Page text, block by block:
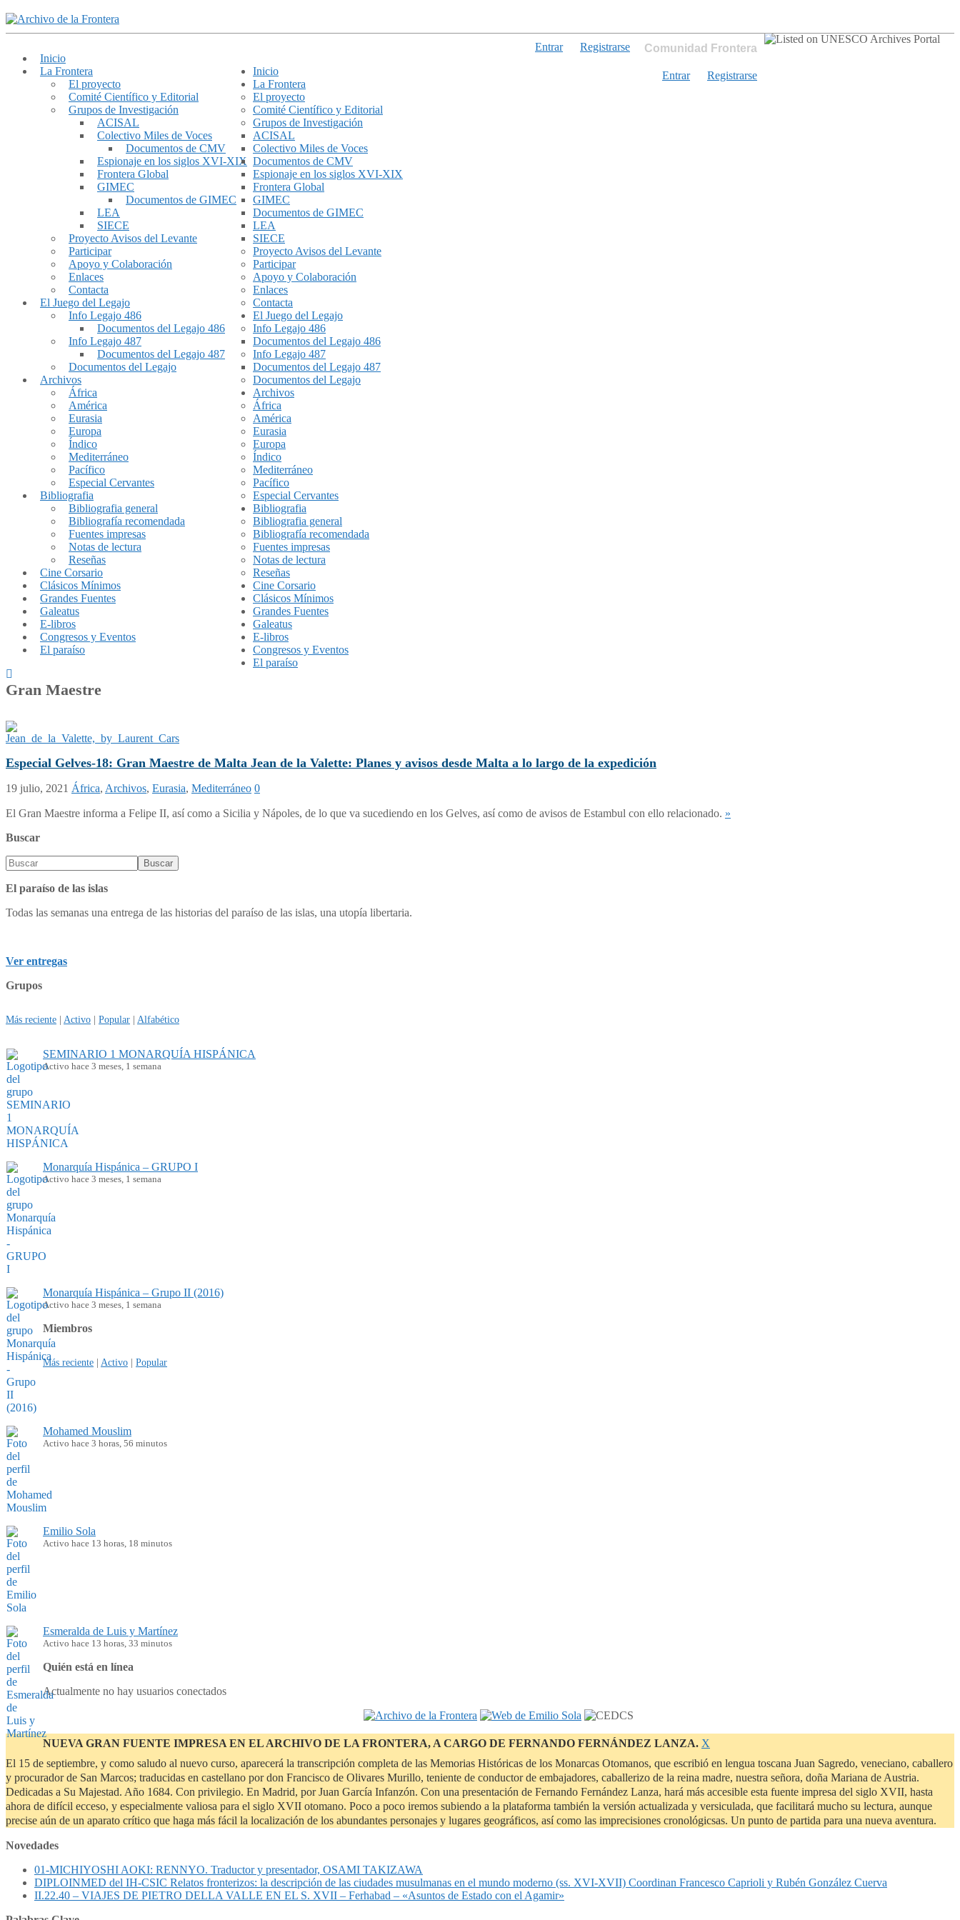
Comunidad Frontera
Entrar Registrarse
Inicio
La Frontera
El proyecto
Comité Científico y Editorial
Grupos de Investigación
ACISAL
Colectivo Miles de Voces
Documentos de CMV
Espionaje en los siglos XVI-XIX
Frontera Global
GIMEC
Documentos de GIMEC
LEA
SIECE
Proyecto Avisos del Levante
Participar
Apoyo y Colaboración
Enlaces
Contacta
El Juego del Legajo
Info Legajo 486
Documentos del Legajo 486
Info Legajo 487
Documentos del Legajo 487
Documentos del Legajo
Archivos
África
América
Eurasia
Europa
Índico
Mediterráneo
Pacífico
Especial Cervantes
Bibliografia
Bibliografia general
Bibliografía recomendada
Fuentes impresas
Notas de lectura
Reseñas
Cine Corsario
Clásicos Mínimos
Grandes Fuentes
Galeatus
E-libros
Congresos y Eventos
El paraíso
Entrar
Registrarse
Inicio
La Frontera
El proyecto
Comité Científico y Editorial
Grupos de Investigación
ACISAL
Colectivo Miles de Voces
Documentos de CMV
Espionaje en los siglos XVI-XIX
Frontera Global
GIMEC
Documentos de GIMEC
LEA
SIECE
Proyecto Avisos del Levante
Participar
Apoyo y Colaboración
Enlaces
Contacta
El Juego del Legajo
Info Legajo 486
Documentos del Legajo 486
Info Legajo 487
Documentos del Legajo 487
Documentos del Legajo
Archivos
África
América
Eurasia
Europa
Índico
Mediterráneo
Pacífico
Especial Cervantes
Bibliografia
Bibliografia general
Bibliografía recomendada
Fuentes impresas
Notas de lectura
Reseñas
Cine Corsario
Clásicos Mínimos
Grandes Fuentes
Galeatus
E-libros
Congresos y Eventos
El paraíso
Gran Maestre
Especial Gelves-18: Gran Maestre de Malta Jean de la Valette: Planes y avisos desde Malta a lo largo de la expedición
19 julio, 2021 África, Archivos, Eurasia, Mediterráneo 0
El Gran Maestre informa a Felipe II, así como a Sicilia y Nápoles, de lo que va sucediendo en los Gelves, así como de avisos de Estambul con ello relacionado. »
Buscar
El paraíso de las islas
Todas las semanas una entrega de las historias del paraíso de las islas, una utopía libertaria.
Ver entregas
Grupos
Más reciente | Activo | Popular | Alfabético
SEMINARIO 1 MONARQUÍA HISPÁNICA
Activo hace 3 meses, 1 semana
Monarquía Hispánica – GRUPO I
Activo hace 3 meses, 1 semana
Monarquía Hispánica – Grupo II (2016)
Activo hace 3 meses, 1 semana
Miembros
Más reciente | Activo | Popular
Mohamed Mouslim
Activo hace 3 horas, 56 minutos
Emilio Sola
Activo hace 13 horas, 18 minutos
Esmeralda de Luis y Martínez
Activo hace 13 horas, 33 minutos
Quién está en línea
Actualmente no hay usuarios conectados
NUEVA GRAN FUENTE IMPRESA EN EL ARCHIVO DE LA FRONTERA, A CARGO DE FERNANDO FERNÁNDEZ LANZA. Descartar
aviso
Χ
El 15 de septiembre, y como saludo al nuevo curso, aparecerá la transcripción completa de las Memorias Históricas de los Monarcas Otomanos, que escribió en lengua toscana Juan Sagredo, veneciano, caballero
y procurador de San Marcos; traducidas en castellano por don Francisco de Olivares Murillo, teniente de conductor de embajadores, caballerizo de la reina madre, nuestra señora, doña Mariana de Austria.
Dedicadas a Su Majestad. Año 1684. Con privilegio. En Madrid, por Juan García Infanzón. Con una presentación de Fernando Fernández Lanza, hará más accesible esta fuente impresa del siglo XVII, hasta
ahora de difícil ecceso, y especialmente valiosa para el siglo XVII otomano. Poco a poco iremos subiendo a la plataforma también la versión actualizada y versiculada, que facilitará mucho su lectura, aunque
precise aún de un aparato crítico que haga más fácil la localización de los abundantes personajes y lugares geográficos, así como las imprecisiones cronológicsas. Un punto de partida para una nueva aventura.
Novedades
01-MICHIYOSHI AOKI: RENNYO. Traductor y presentador, OSAMI TAKIZAWA
DIPLOINMED del IH-CSIC Relatos fronterizos: la descripción de las ciudades musulmanas en el mundo moderno (ss. XVI-XVII) Coordinan Francesco Caprioli y Rubén González Cuerva
II.22.40 – VIAJES DE PIETRO DELLA VALLE EN EL S. XVII – Ferhabad – «Asuntos de Estado con el Agamir»